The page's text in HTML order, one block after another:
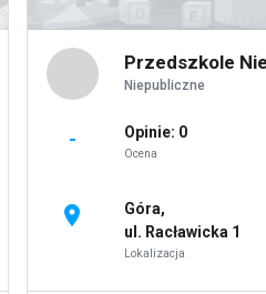
Niepubliczne
- Opinie: 0
Ocena
location_on
Góra,
ul. Racławicka 1
Lokalizacja